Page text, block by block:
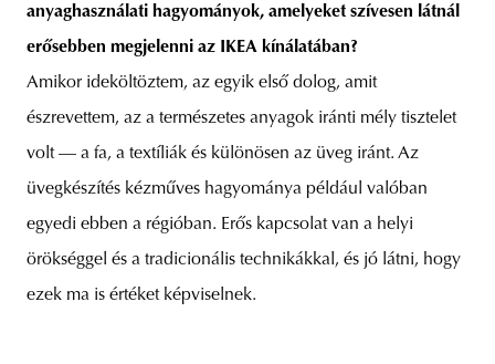
anyaghasználati hagyományok, amelyeket szívesen látnál
erősebben megjelenni az IKEA kínálatában?
Amikor ideköltöztem, az egyik első dolog, amit
észrevettem, az a természetes anyagok iránti mély tisztelet
volt — a fa, a textíliák és különösen az üveg iránt. Az
üvegkészítés kézműves hagyománya például valóban
egyedi ebben a régióban. Erős kapcsolat van a helyi
örökséggel és a tradicionális technikákkal, és jó látni, hogy
ezek ma is értéket képviselnek.